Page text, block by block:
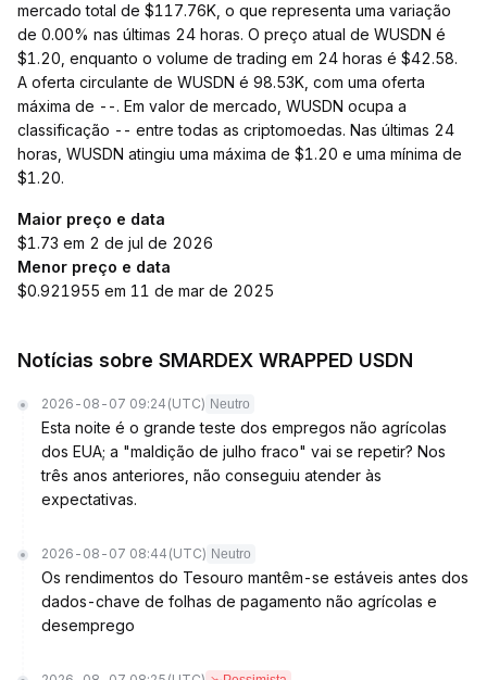
mercado total de $117.76K, o que representa uma variação
de 0.00% nas últimas 24 horas. O preço atual de WUSDN é
$1.20, enquanto o volume de trading em 24 horas é $42.58.
A oferta circulante de WUSDN é 98.53K, com uma oferta
máxima de --. Em valor de mercado, WUSDN ocupa a
classificação -- entre todas as criptomoedas. Nas últimas 24
horas, WUSDN atingiu uma máxima de $1.20 e uma mínima de
$1.20.
Maior preço e data
$1.73 em 2 de jul de 2026
Menor preço e data
$0.921955 em 11 de mar de 2025
Notícias sobre SMARDEX WRAPPED USDN
2026-08-07 09:24 (UTC) Neutro
Esta noite é o grande teste dos empregos não agrícolas
dos EUA; a "maldição de julho fraco" vai se repetir? Nos
três anos anteriores, não conseguiu atender às
expectativas.
2026-08-07 08:44 (UTC) Neutro
Os rendimentos do Tesouro mantêm-se estáveis antes dos
dados-chave de folhas de pagamento não agrícolas e
desemprego